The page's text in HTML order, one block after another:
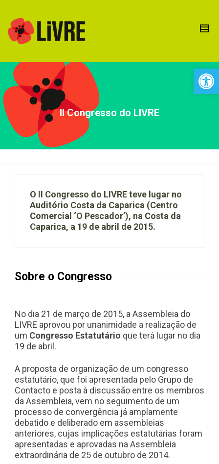
II Congresso do LIVRE
O II Congresso do LIVRE teve lugar no
Auditório Costa da Caparica (Centro
Comercial ‘O Pescador’), na Costa da
Caparica, a 19 de abril de 2015.
Sobre o Congresso
No dia 21 de março de 2015, a Assembleia do
LIVRE aprovou por unanimidade a realização de
um Congresso Estatutário que terá lugar no dia
19 de abril.
A proposta de organização de um congresso
estatutário, que foi apresentada pelo Grupo de
Contacto e posta à discussão entre os membros
da Assembleia, vem no seguimento de um
processo de convergência já amplamente
debatido e deliberado em assembleias
anteriores, cujas implicações estatutárias foram
apresentadas e aprovadas na Assembleia
extraordinária de 25 de outubro de 2014.